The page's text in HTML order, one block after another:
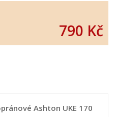
790 Kč
Ashton UKE 170